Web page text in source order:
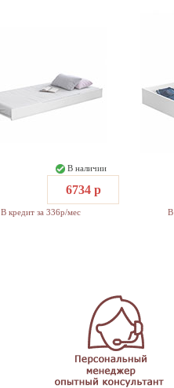
В наличии
6734 р
В кредит за 336р/мес В